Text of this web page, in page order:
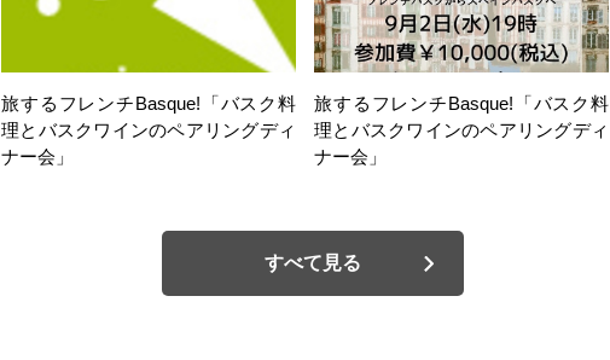
旅するフレンチBasque!「バスク料
理とバスクワインのペアリングディ
ナー会」
旅するフレンチBasque!「バスク料
理とバスクワインのペアリングディ
ナー会」
すべて見る